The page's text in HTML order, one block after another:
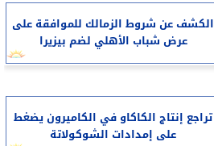
الكشف عن شروط الزمالك للموافقة على
عرض شباب الأهلي لضم بيزيرا
تراجع إنتاج الكاكاو في الكاميرون يضغط
على إمدادات الشوكولاتة